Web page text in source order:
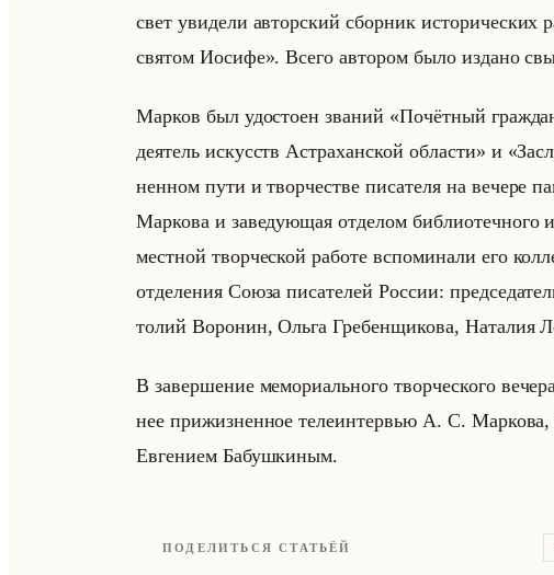
свет уви­де­ли ав­тор­ский сбор­ник ис­то­ри­че­ских
святом Иосифе». Всего ав­то­ром было из­да­но
Мар­ков был удо­сто­ен зва­ний «Почётный
деятель искусств Астраханской области» и
нен­ном пути и твор­че­стве пи­са­те­ля на ве­че­ре
Мар­ко­ва и за­ве­ду­ющая от­де­лом биб­лио­теч­но­го
мест­ной твор­че­ской ра­бо­те вспо­ми­на­ли его
от­де­ле­ния Союза пи­са­те­лей Рос­сии:
то­лий Во­ро­нин, Ольга Гре­бен­щи­ко­ва, На­та­лия
В за­вер­ше­ние ме­мо­ри­ально­го твор­че­ско­го
нее при­жиз­нен­ное те­ле­ин­тер­вью А. С.
Ев­ге­ни­ем Ба­буш­ки­ным.
ПОДЕЛИТЬСЯ СТАТЬЁЙ